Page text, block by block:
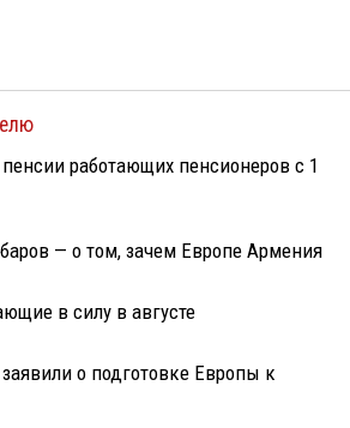
работающих пенсионеров с 1
— о том, зачем Европе Армения
в силу в августе
о подготовке Европы к